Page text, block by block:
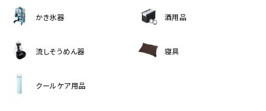
かき氷器 酒用品
流しそうめん器 寝具
クールケア用品